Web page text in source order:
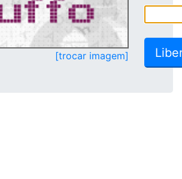
[trocar imagem]